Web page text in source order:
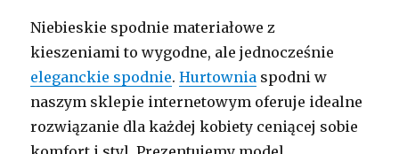
Niebieskie spodnie materiałowe z
kieszeniami to wygodne, ale jednocześnie
eleganckie spodnie.Hurtownia spodni w
naszym sklepie internetowym oferuje idealne
rozwiązanie dla każdej kobiety ceniącej sobie